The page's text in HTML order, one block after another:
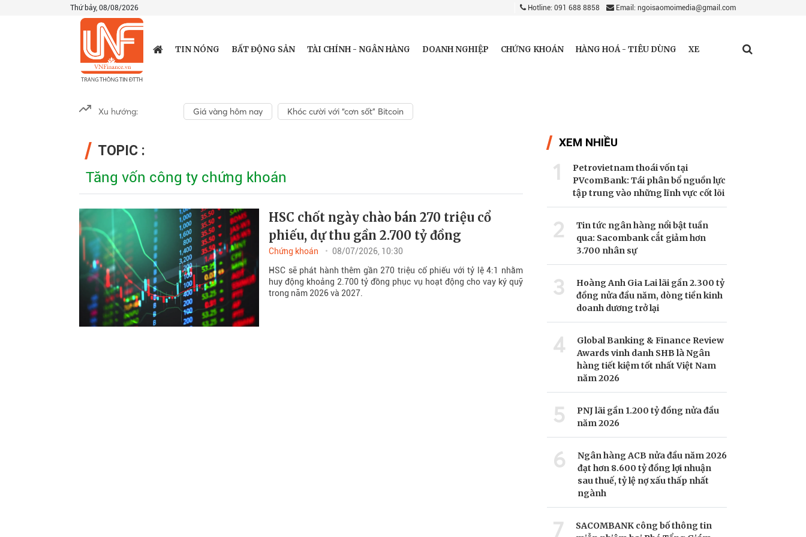
Thứ bảy, 08/08/2026 Hotline: 091 688 8858 Email: ngoisaomoimedia@gmail.com
TIN NÓNG BẤT ĐỘNG SẢN TÀI CHÍNH - NGÂN HÀNG DOANH NGHIỆP CHỨNG KHOÁN HÀNG HOÁ - TIÊU DÙNG XE
Xu hướng: Giá vàng hôm nay Khóc cười với “cơn sốt” Bitcoin
TOPIC :
Tăng vốn công ty chứng khoán
HSC chốt ngày chào bán 270 triệu cổ
phiếu, dự thu gần 2.700 tỷ đồng
Chứng khoán
08/07/2026, 10:30
HSC sẽ phát hành thêm gần 270 triệu cổ phiếu với tỷ lệ 4:1 nhằm
huy động khoảng 2.700 tỷ đồng phục vụ hoạt động cho vay ký quỹ
trong năm 2026 và 2027.
XEM NHIỀU
1
Petrovietnam thoái vốn tại
PVcomBank: Tái phân bổ nguồn lực
tập trung vào những lĩnh vực cốt lõi
2
Tin tức ngân hàng nổi bật tuần
qua: Sacombank cắt giảm hơn
3.700 nhân sự
3
Hoàng Anh Gia Lai lãi gần 2.300 tỷ
đồng nửa đầu năm, dòng tiền kinh
doanh dương trở lại
4
Global Banking & Finance Review
Awards vinh danh SHB là Ngân
hàng tiết kiệm tốt nhất Việt Nam
năm 2026
5
PNJ lãi gần 1.200 tỷ đồng nửa đầu
năm 2026
6
Ngân hàng ACB nửa đầu năm 2026
đạt hơn 8.600 tỷ đồng lợi nhuận
sau thuế, tỷ lệ nợ xấu thấp nhất
ngành
7
SACOMBANK công bố thông tin